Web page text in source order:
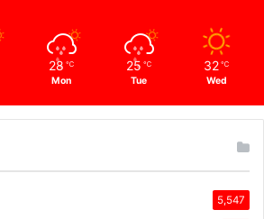
28 ℃
Mon
25 ℃
Tue
32 ℃
Wed
5,547